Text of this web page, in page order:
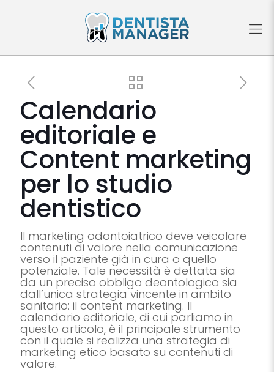
Calendario
editoriale e
Content marketing
per lo studio
dentistico
Il marketing odontoiatrico deve veicolare
contenuti di valore nella comunicazione
verso il paziente già in cura o quello
potenziale. Tale necessità è dettata sia
da un preciso obbligo deontologico sia
dall’unica strategia vincente in ambito
sanitario: il content marketing. Il
calendario editoriale, di cui parliamo in
questo articolo, è il principale strumento
con il quale si realizza una strategia di
marketing etico basato su contenuti di
valore.